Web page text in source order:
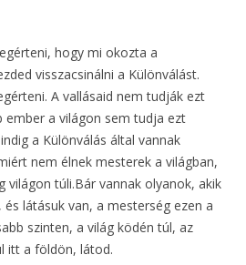
hogy mi okozta a
visszacsinálni a Különválást.
A vallásaid nem tudják ezt
ember a világon sem tudja ezt
a Különválás által vannak
nem élnek mesterek a világban,
világon túli.Bár vannak olyanok, akik
látásuk van, a mesterség ezen a
szinten, a világ ködén túl, az
itt a földön, látod.